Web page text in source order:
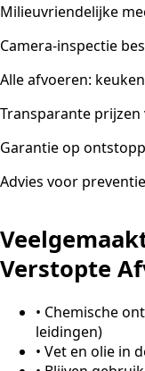
Milieuvriendelijke
Camera-inspectie
Alle afvoeren:
Transparante prijzen
Garantie op
Advies voor
Verstopte
• Chemische
leidingen)
• Vet en olie in